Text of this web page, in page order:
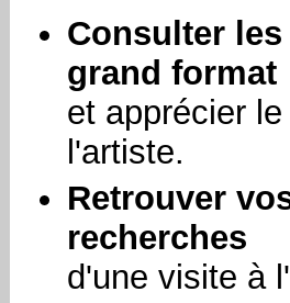
Consulter
grand format
et apprécier
l'artiste.
Retrouver
recherches
d'une visite à